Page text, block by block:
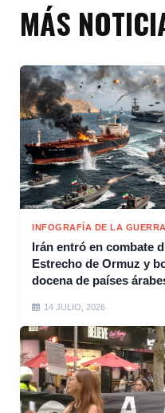
MÁS
INFOGRAFÍA DE LA GUERRA
Irán entró en combate
Estrecho de Ormuz y
docena de países
14 JULIO, 2026